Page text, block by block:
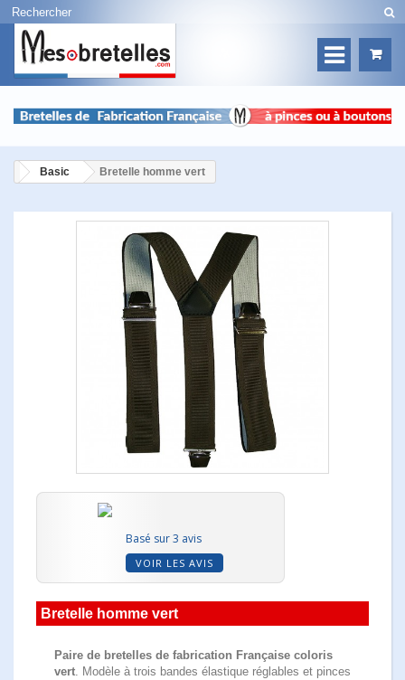
Basic Bretelle homme vert
Basé sur 3 avis
VOIR LES AVIS
Bretelle homme vert
Paire de bretelles de fabrication Française coloris
vert. Modèle à trois bandes élastique réglables et pinces